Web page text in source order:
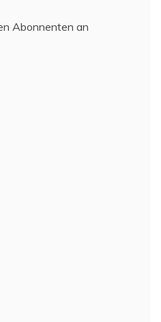
Abonnenten an